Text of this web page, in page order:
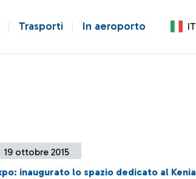
Trasporti In aeroporto IT
19 ottobre 2015
inaugurato lo spazio dedicato al Kenia